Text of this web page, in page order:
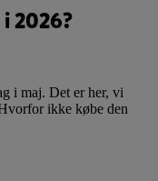
2026?
i maj. Det er her, vi
ikke købe den